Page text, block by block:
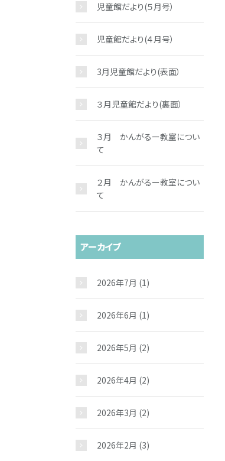
児童館だより(５月号）
児童館だより(４月号）
3月児童館だより(表面）
３月児童館だより(裏面）
３月 かんがるー教室につい
て
２月 かんがるー教室につい
て
アーカイブ
2026年7月 (1)
2026年6月 (1)
2026年5月 (2)
2026年4月 (2)
2026年3月 (2)
2026年2月 (3)